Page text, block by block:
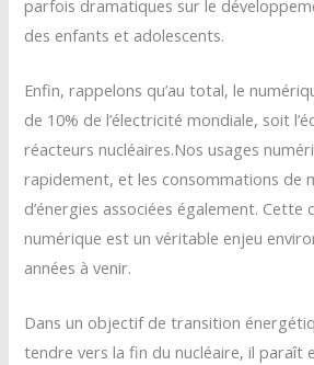
parfois dramatiques sur le
des enfants et adolescents.
Enfin, rappelons qu’au total, le
de 10% de l’électricité mondiale, soit
réacteurs nucléaires.Nos usages
rapidement, et les consommations de
d’énergies associées également. Cette
numérique est un véritable enjeu
années à venir.
Dans un objectif de transition
tendre vers la fin du nucléaire, il paraît